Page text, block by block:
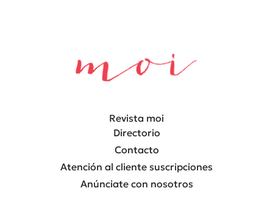
Revista moi
Directorio
Contacto
Atención al cliente suscripciones
Anúnciate con nosotros